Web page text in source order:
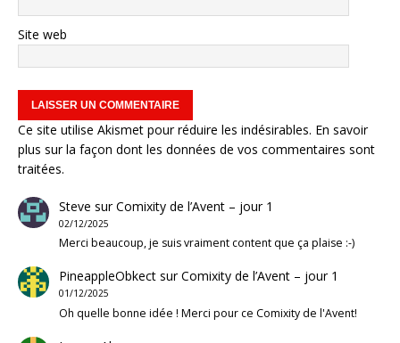
Site web
Ce site utilise Akismet pour réduire les indésirables. En savoir
plus sur la façon dont les données de vos commentaires sont
traitées.
Steve surComixity de l’Avent – jour 1
02/12/2025
Merci beaucoup, je suis vraiment content que ça plaise :-)
PineappleObkectsurComixity de l’Avent – jour 1
01/12/2025
Oh quelle bonne idée ! Merci pour ce Comixity de l'Avent!